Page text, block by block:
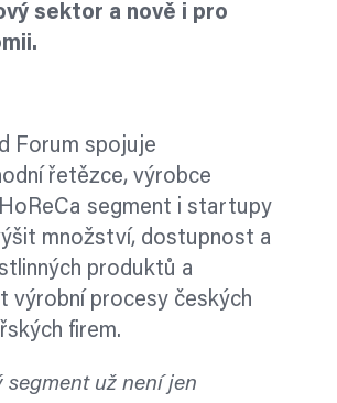
sektor a nově i pro
Forum spojuje
řetězce, výrobce
segment i startupy
množství, dostupnost a
produktů a
výrobní procesy českých
firem.
segment už není jen